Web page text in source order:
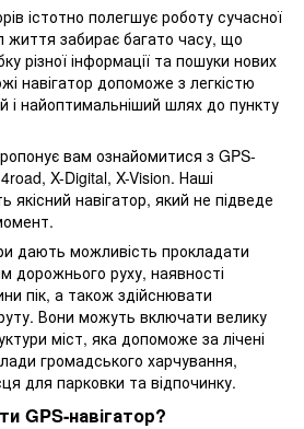
істотно полегшує роботу сучасної
забирає багато часу, що
різної інформації та пошуки нових
навігатор допоможе з легкістю
найоптимальніший шлях до пункту
вам ознайомитися з GPS-
X-Digital, X-Vision. Наші
якісний навігатор, який не підведе
дають можливість прокладати
дорожнього руху, наявності
пік, а також здійснювати
Вони можуть включати велику
міст, яка допоможе за лічені
громадського харчування,
для парковки та відпочинку.
GPS-навігатор?